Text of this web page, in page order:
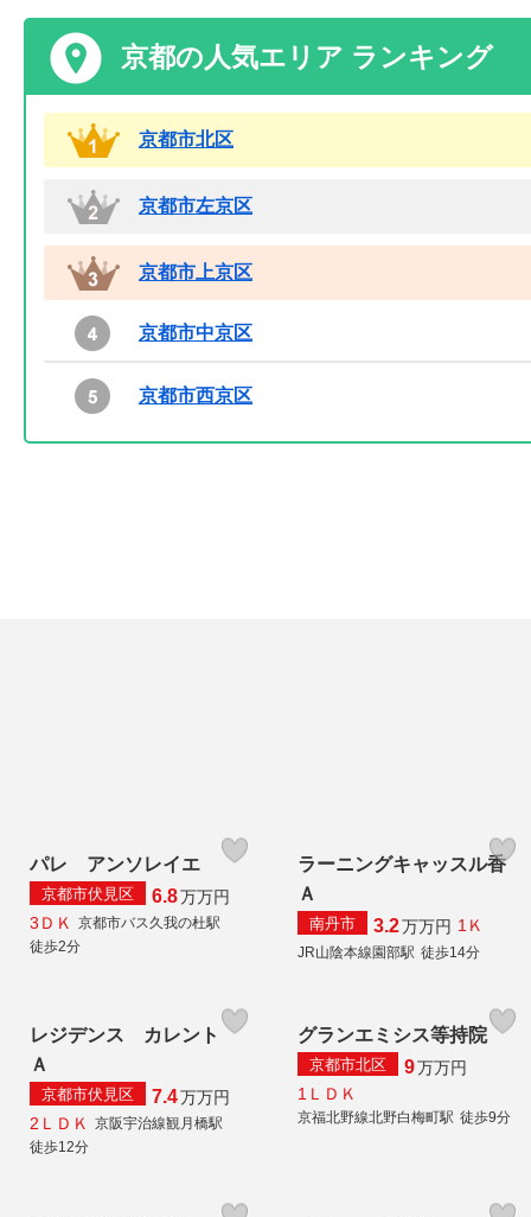
京都の人気エリア ランキング
京都市北区
京都市左京区
京都市上京区
京都市中京区
京都市西京区
パレ アンソレイエ
京都市伏見区 6.8万万円
3ＤＫ
京都市バス久我の杜駅
徒歩2分
ラーニングキャッスル香
Ａ
南丹市 3.2万万円 1Ｋ
JR山陰本線園部駅 徒歩14分
レジデンス カレント
Ａ
京都市伏見区 7.4万万円
2ＬＤＫ
京阪宇治線観月橋駅
徒歩12分
グランエミシス等持院
京都市北区 9万万円
1ＬＤＫ
京福北野線北野白梅町駅 徒歩9分